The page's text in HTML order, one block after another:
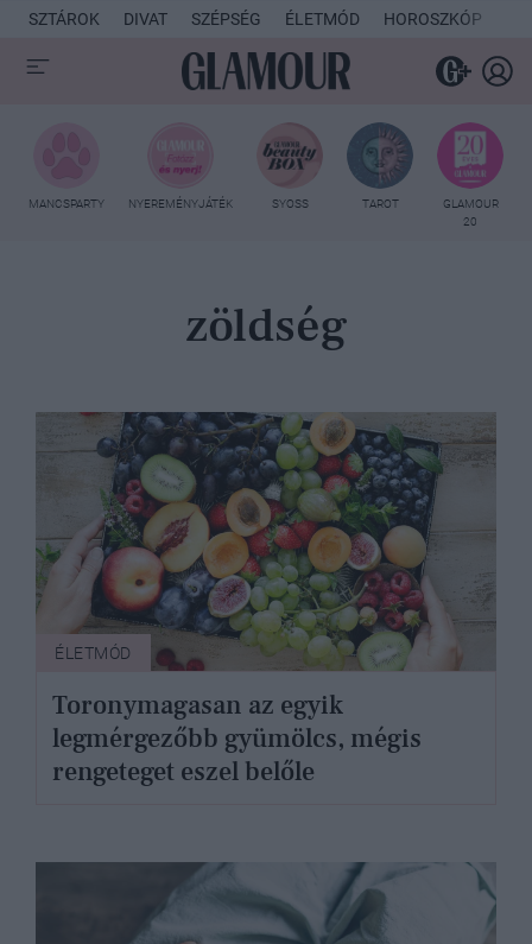
SZTÁROK DIVAT SZÉPSÉG ÉLETMÓD HOROSZKÓP
MANCSPARTY NYEREMÉNYJÁTÉK SYOSS TAROT
GLAMOUR
20
zöldség
ÉLETMÓD
Toronymagasan az egyik
legmérgezőbb gyümölcs, mégis
rengeteget eszel belőle